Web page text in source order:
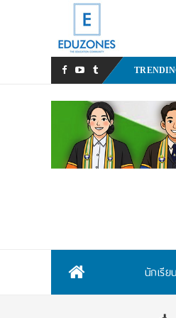
นักเรียน